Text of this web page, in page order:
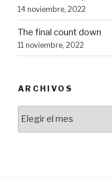
14 noviembre, 2022
The final count down
11 noviembre, 2022
ARCHIVOS